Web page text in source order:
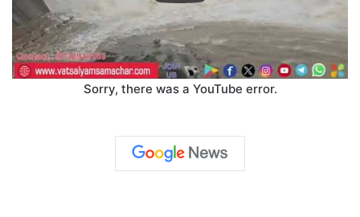
Sorry, there was a YouTube error.